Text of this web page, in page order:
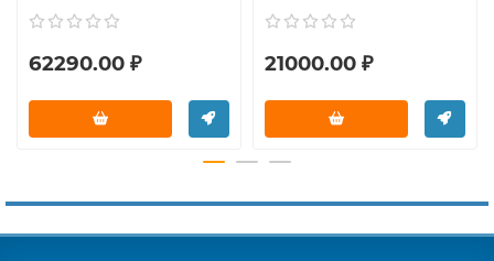
62290.00 ₽ 21000.00 ₽